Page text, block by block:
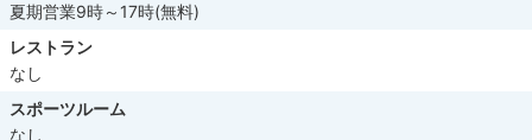
夏期営業9時～17時(無料)
レストラン
なし
スポーツルーム
なし